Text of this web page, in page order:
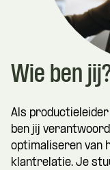
Wie ben
Als productieleider
ben jij
optimaliseren van
klantrelatie. Je